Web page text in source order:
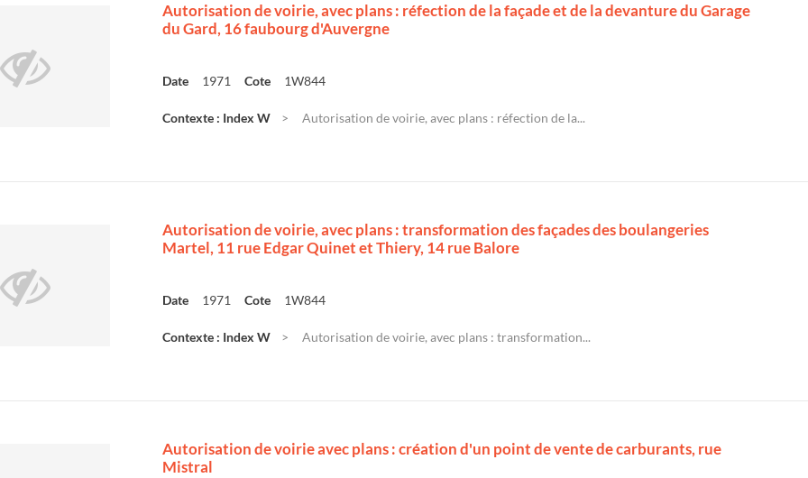
Autorisation de voirie, avec plans : réfection de la façade et de la devanture du Garage
du Gard, 16 faubourg d'Auvergne
Date 1971 Cote 1W844
Contexte : Index W Autorisation de voirie, avec plans : réfection de la...
Autorisation de voirie, avec plans : transformation des façades des boulangeries
Martel, 11 rue Edgar Quinet et Thiery, 14 rue Balore
Date 1971 Cote 1W844
Contexte : Index W Autorisation de voirie, avec plans : transformation...
Autorisation de voirie avec plans : création d'un point de vente de carburants, rue
Mistral